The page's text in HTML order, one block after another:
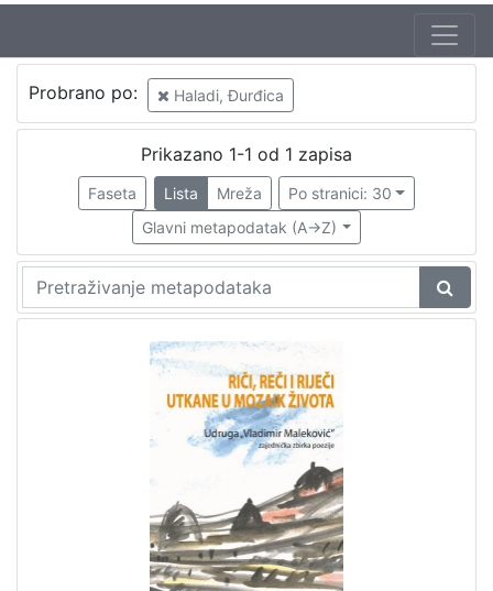
Jezik
hrvatski
Nakladnička
cjelina
Zaprešićki autori online
Digitalna zbirka Zaprešića
Probrano po: Haladi, Đurđica
Prikazano 1-1 od 1 zapisa
Faseta Lista Mreža
Po stranici: 30
Glavni metapodatak (A->Z)